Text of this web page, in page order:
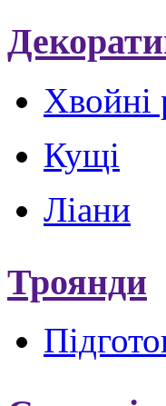
Хвойні
Кущі
Ліани
Троянди